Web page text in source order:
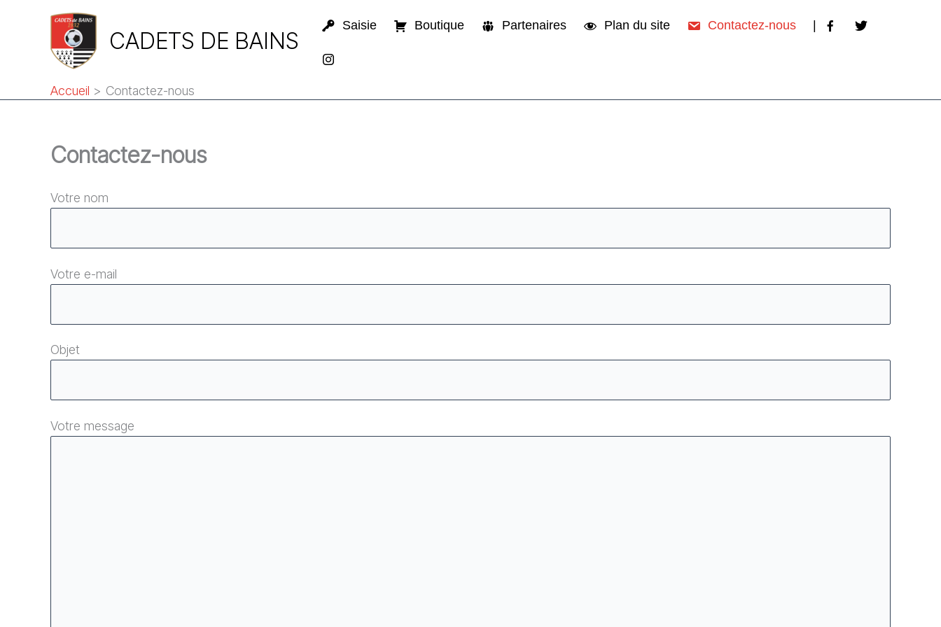
CADETS DE BAINS
Saisie Boutique Partenaires Plan du site Contactez-nous
Accueil Contactez-nous
Contactez-nous
Votre nom
Votre e-mail
Objet
Votre message